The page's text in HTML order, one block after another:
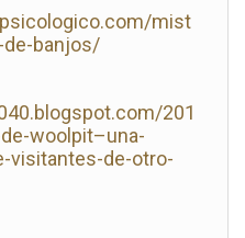
mist
banjos/
201
woolpit–una-
visitantes-de-otro-